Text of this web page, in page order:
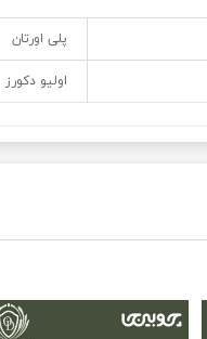
پلی اورتان
اولیو دکورز